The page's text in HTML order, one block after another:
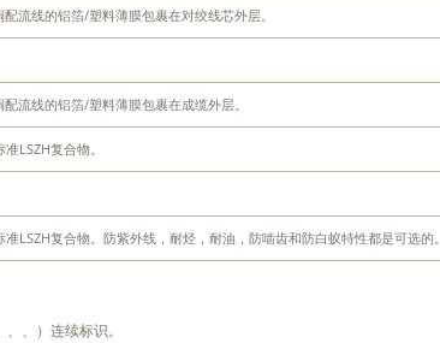
流线的铝箔/塑料薄膜包裹在对绞线芯外层。
流线的铝箔/塑料薄膜包裹在成缆外层。
LSZH复合物。
准LSZH复合物。防紫外线，耐烃，耐油，防啮齿和防白蚁特性都是可选的。
、）连续标识。